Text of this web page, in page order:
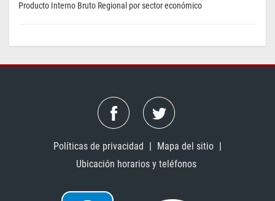
Producto Interno Bruto Regional por sector económico
Políticas de privacidad | Mapa del sitio |
Ubicación horarios y teléfonos